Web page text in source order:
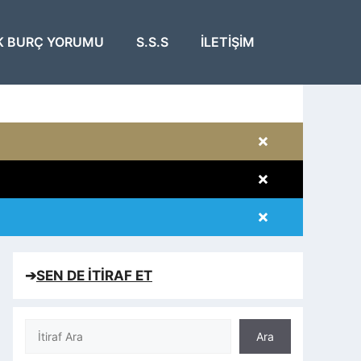
BURÇ YORUMU S.S.S İLETIŞIM
×
×
×
➔SEN DE İTİRAF ET
Ara
Ara